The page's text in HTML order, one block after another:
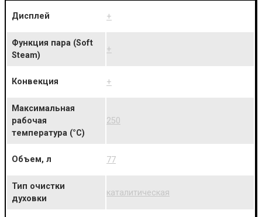
Дисплей +
Функция пара (Soft
Steam)
+
Конвекция +
Максимальная
рабочая
температура (°C)
250
Объем, л 77
Тип очистки
духовки
каталитическая